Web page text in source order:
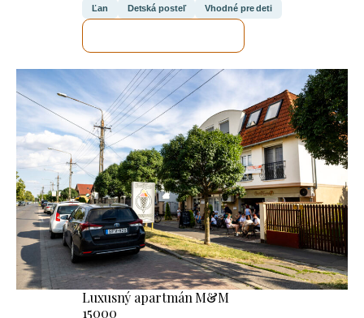
Ľan Detská posteľ Vhodné pre deti
Luxusný apartmán M&M
15000